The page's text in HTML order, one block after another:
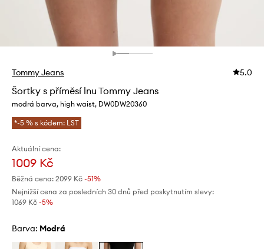
Tommy Jeans 5.0
Šortky s příměsí lnu Tommy Jeans
modrá barva, high waist, DW0DW20360
*-5 % s kódem: LST
Aktuální cena:
1009 Kč
Běžná cena: 2099 Kč -51%
Nejnižší cena za posledních 30 dnů před poskytnutím slevy:
1069 Kč -5%
Barva: modrá